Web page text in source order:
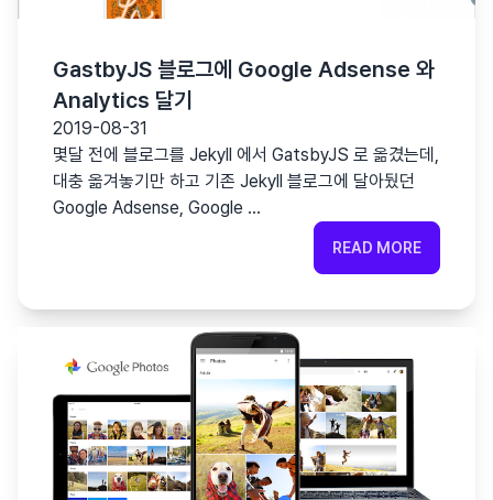
GastbyJS 블로그에 Google Adsense 와
Analytics 달기
2019-08-31
몇달 전에 블로그를 Jekyll 에서 GatsbyJS 로 옮겼는데,
대충 옮겨놓기만 하고 기존 Jekyll 블로그에 달아뒀던
Google Adsense, Google …
READ MORE